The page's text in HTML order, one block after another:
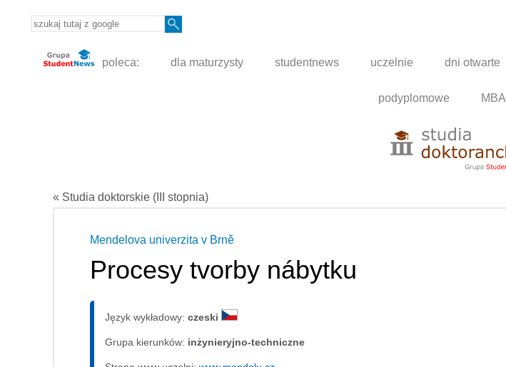
poleca: dla maturzysty studentnews uczelnie dni otwarte
podyplomowe MBA
« Studia doktorskie (III stopnia)
Mendelova univerzita v Brně
Procesy tvorby nábytku
Język wykładowy: czeski
Grupa kierunków: inżynieryjno-techniczne